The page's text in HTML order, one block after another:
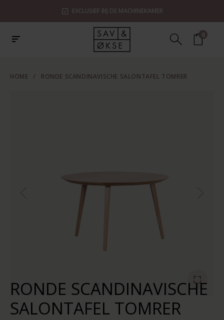
EXCLUSIEF BIJ DE MACHINEKAMER
0
HOME / RONDE SCANDINAVISCHE SALONTAFEL TOMRER
RONDE SCANDINAVISCHE
SALONTAFEL TOMRER